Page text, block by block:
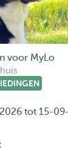
voor MyLo
tot 15-09-